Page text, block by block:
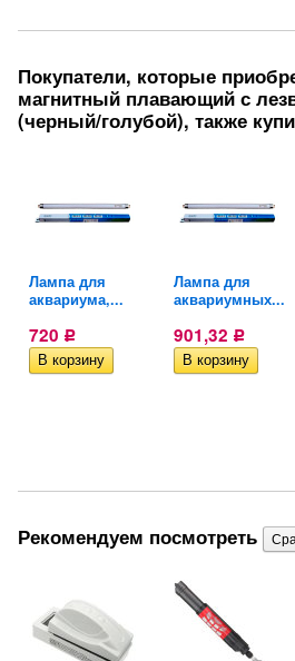
Покупатели, которые
магнитный плавающий с
(черный/голубой), также
Лампа для
аквариума,...
720 Р
Лампа для
аквариумных...
901,32 Р
Рекомендуем посмотреть